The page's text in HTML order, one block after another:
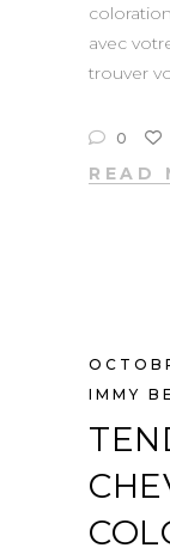
avec
trouver
0
READ
IMMY